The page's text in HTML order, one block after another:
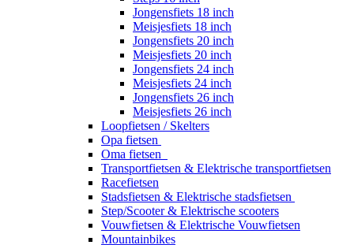
Jongensfiets 18 inch
Meisjesfiets 18 inch
Jongensfiets 20 inch
Meisjesfiets 20 inch
Jongensfiets 24 inch
Meisjesfiets 24 inch
Jongensfiets 26 inch
Meisjesfiets 26 inch
Loopfietsen / Skelters
Opa fietsen
Oma fietsen
Transportfietsen & Elektrische transportfietsen
Racefietsen
Stadsfietsen & Elektrische stadsfietsen
Step/Scooter & Elektrische scooters
Vouwfietsen & Elektrische Vouwfietsen
Mountainbikes